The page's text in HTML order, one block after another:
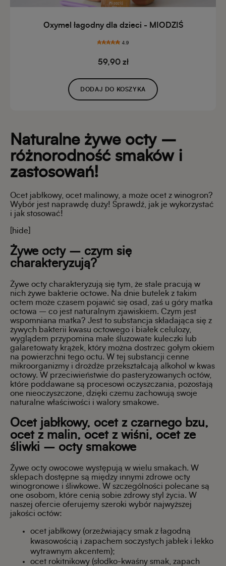
Oxymel łagodny dla dzieci - MIODZIŚ
4.9
59,90 zł
DODAJ DO KOSZYKA
Naturalne żywe octy –
różnorodność smaków i
zastosowań!
Ocet jabłkowy, ocet malinowy, a może ocet z winogron?
Wybór jest naprawdę duży! Sprawdź, jak je wykorzystać
i jak stosować!
[hide]
Żywe octy – czym się
charakteryzują?
Żywe octy charakteryzują się tym, że stale pracują w
nich żywe bakterie octowe. Na dnie butelek z takim
octem może czasem pojawić się osad, zaś u góry matka
octowa – co jest naturalnym zjawiskiem. Czym jest
wspomniana matka? Jest to substancja składająca się z
żywych bakterii kwasu octowego i białek celulozy,
wyglądem przypomina małe śluzowate kuleczki lub
galaretowaty krążek, który można dostrzec gołym okiem
na powierzchni tego octu. W tej substancji cenne
mikroorganizmy i drożdże przekształcają alkohol w kwas
octowy. W przeciwieństwie do pasteryzowanych octów,
które poddawane są procesowi oczyszczania, pozostają
one nieoczyszczone, dzięki czemu zachowują swoje
naturalne właściwości i walory smakowe.
Ocet jabłkowy, ocet z czarnego bzu,
ocet z malin, ocet z wiśni, ocet ze
śliwki – octy smakowe
Żywe octy owocowe występują w wielu smakach. W
sklepach dostępne są między innymi zdrowe octy
winogronowe i śliwkowe. W szczególności polecane są
one osobom, które cenią sobie zdrowy styl życia. W
naszej ofercie oferujemy szeroki wybór najwyższej
jakości octów:
ocet jabłkowy (orzeźwiający smak z łagodną
kwasowością i zapachem soczystych jabłek i lekko
wytrawnym akcentem);
ocet rokitnikowy (słodko-kwaśny smak, zapach